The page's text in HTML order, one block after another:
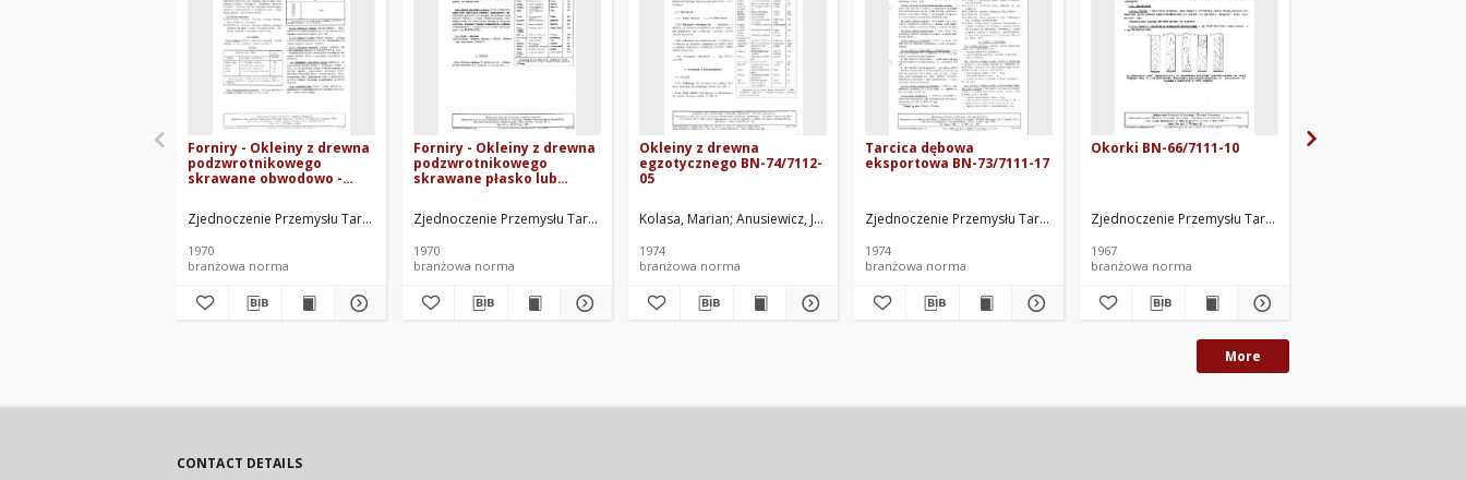
Forniry - Okleiny z drewna
podzwrotnikowego
skrawane obwodowo -
wymagania jakościowe
BN-70/7112-09
Zjednoczenie Przemysłu Tartacznego i Wyrobów Drzewnych. Oprac.
1970
branżowa norma
Forniry - Okleiny z drewna
podzwrotnikowego
skrawane płasko lub
wymiary i wymagania
jakościowe BN-70/7112-05
Zjednoczenie Przemysłu Tartacznego i Wyrobów Drzewnych. Oprac.
1970
branżowa norma
Okleiny z drewna
egzotycznego BN-74/7112-
05
Kolasa, Marian Anusiewicz, Jan Zjednoczenie Przemysłu Tartacznego i Wyrobów Drzewnych. Oprac.
1974
branżowa norma
Tarcica dębowa
eksportowa BN-73/7111-17
Zjednoczenie Przemysłu Tartacznego i Wyrobów Drzewnych. Oprac.
1974
branżowa norma
Okorki BN-66/7111-10
Zjednoczenie Przemysłu Tartacznego i Wyrobów
1967
branżowa norma
More
CONTACT DETAILS